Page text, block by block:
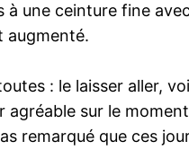
une ceinture fine
augmenté.
: le laisser aller,
sur le
remarqué que ces